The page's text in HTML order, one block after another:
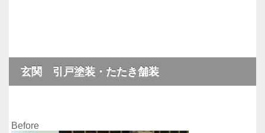
玄関 引戸塗装・たたき舗装
Before